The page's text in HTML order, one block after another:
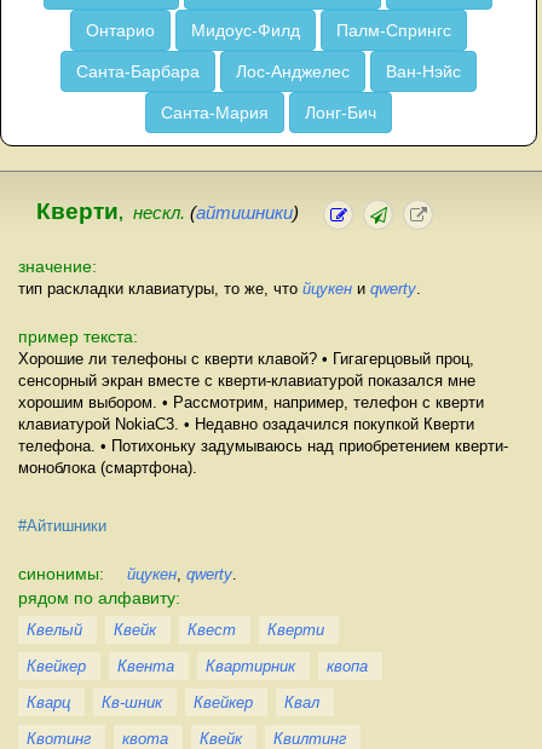
Онтарио Мидоус-Филд Палм-Спрингс
Санта-Барбара Лос-Анджелес Ван-Нэйс
Санта-Мария Лонг-Бич
Кверти, нескл. (айтишники)
значение:
тип раскладки клавиатуры, то же, что йцукен и qwerty
пример текста:
Хорошие ли телефоны с кверти клавой? • Гигагерцовый проц,
сенсорный экран вместе с кверти-клавиатурой показался мне
хорошим выбором. • Рассмотрим, например, телефон с кверти
клавиатурой NokiaC3. • Недавно озадачился покупкой Кверти
телефона. • Потихоньку задумываюсь над приобретением кверти-
моноблока (смартфона).
#Айтишники
синонимы: йцукен qwerty
рядом по алфавиту:
Квелый Квейк Квест
Кверти
Квейкер
Квента Квартирник
квопа
Кварц
Кв-шник Квейкер
Квал
Квотинг
квота Квейк Квилтинг